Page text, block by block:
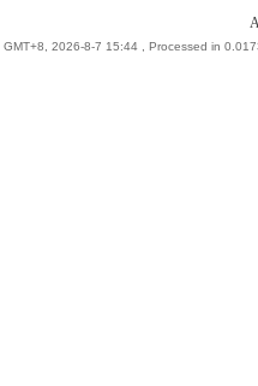
GMT+8, 2026-8-7 15:44 , Processed in